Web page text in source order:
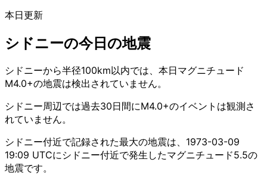
本日更新
シドニーの今日の地震
シドニーから半径100km以内では、本日マグニチュード
M4.0+の地震は検出されていません。
シドニー周辺では過去30日間にM4.0+のイベントは観測さ
れていません。
シドニー付近で記録された最大の地震は、1973-03-09
19:09 UTCにシドニー付近で発生したマグニチュード5.5の
地震です。